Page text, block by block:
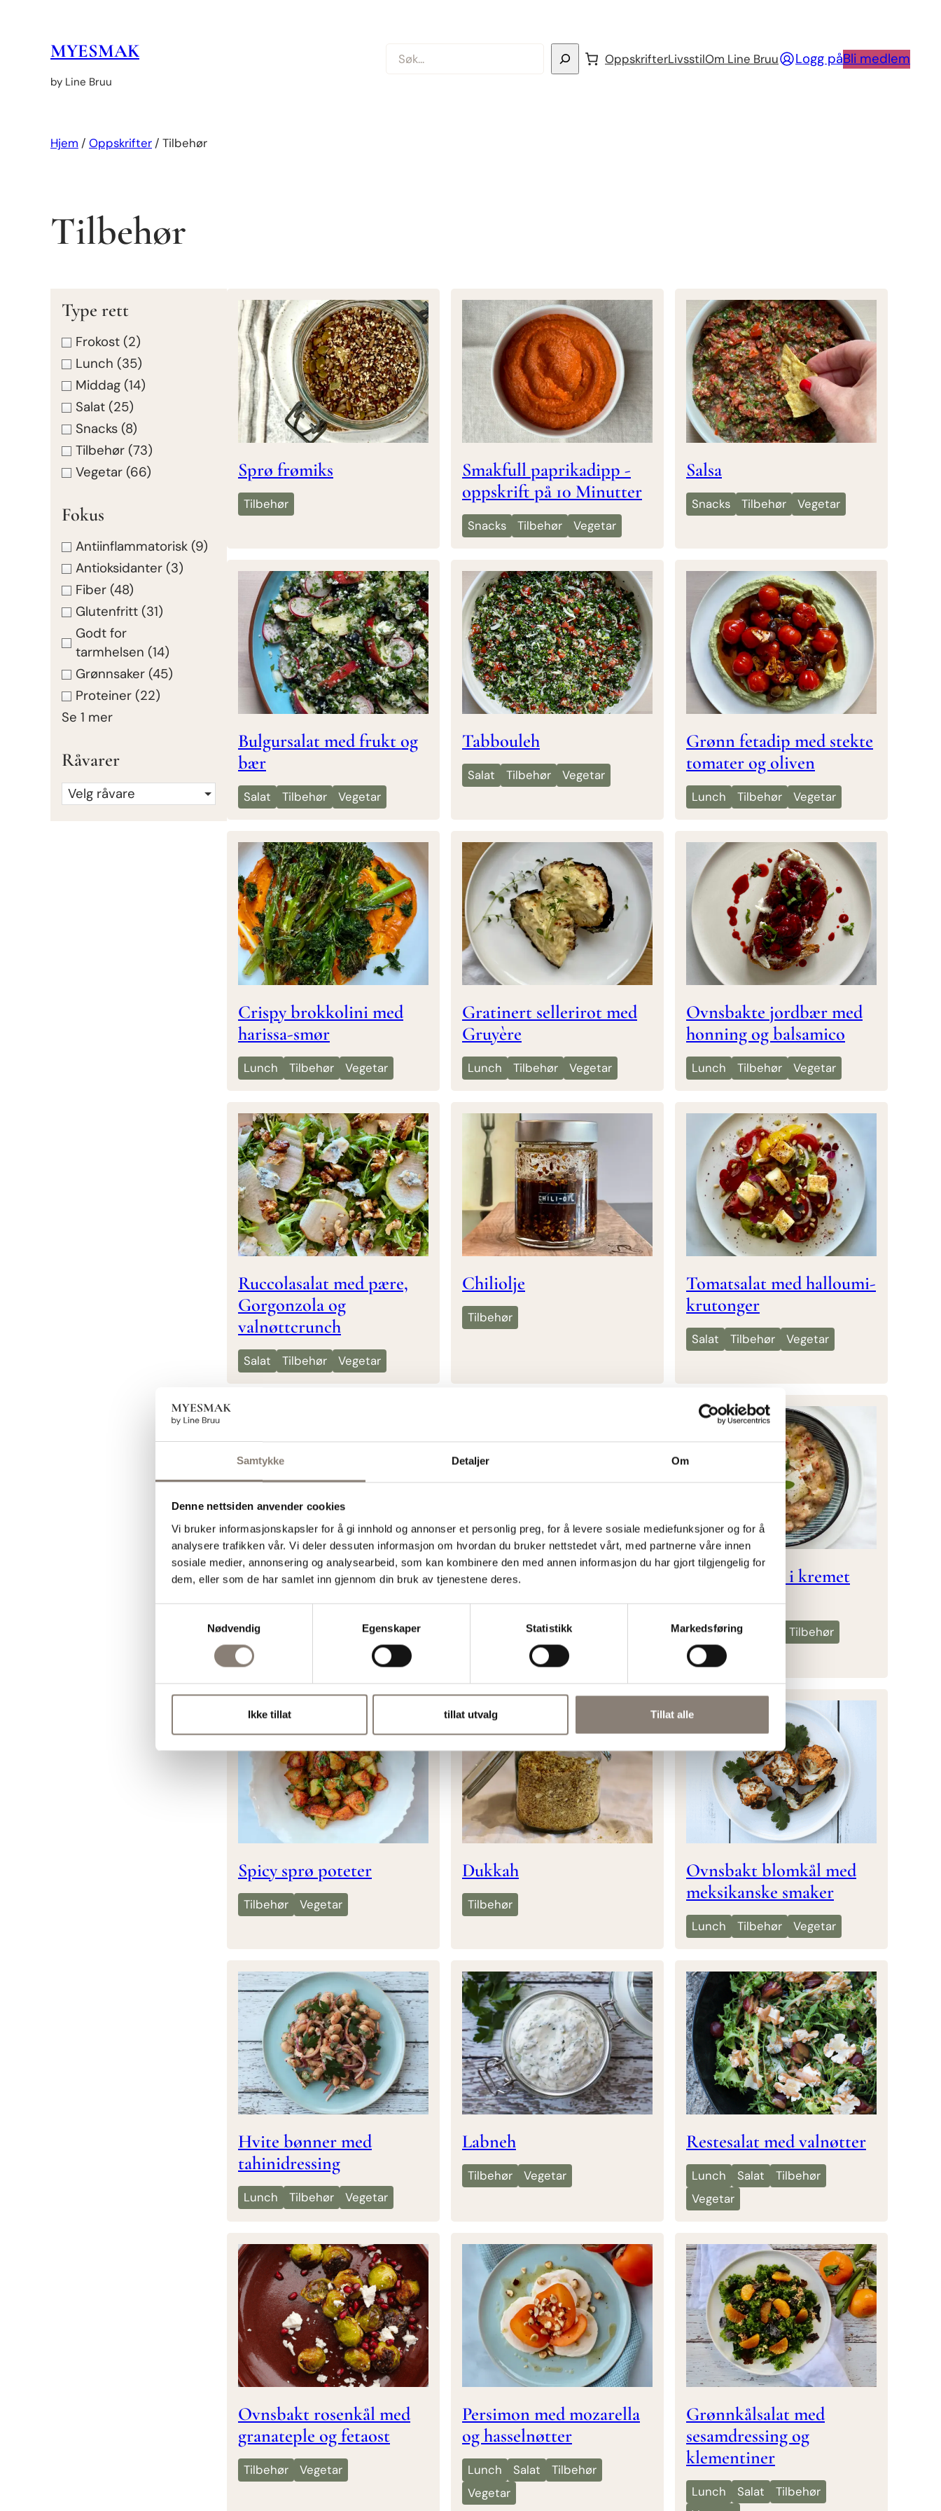
Samtykke Detaljer Om
Denne nettsiden anvender cookies
Vi bruker informasjonskapsler for å gi innhold og annonser et personlig preg, for å levere sosiale mediefunksjoner og for å
analysere trafikken vår. Vi deler dessuten informasjon om hvordan du bruker nettstedet vårt, med partnerne våre innen
sosiale medier, annonsering og analysearbeid, som kan kombinere den med annen informasjon du har gjort tilgjengelig for
dem, eller som de har samlet inn gjennom din bruk av tjenestene deres.
Nødvendig
Egenskaper Statistikk Markedsføring
Ikke tillat tillat utvalg Tillat alle
MYESMAK
by Line Bruu
Søk OppskrifterLivsstilOm Line Bruu Logg påBli medlem
Hjem / Oppskrifter / Tilbehør
Tilbehør
Type rett
Frokost (2)
Lunch (35)
Middag (14)
Salat (25)
Snacks (8)
Tilbehør (73)
Vegetar (66)
Fokus
Antiinflammatorisk (9)
Antioksidanter (3)
Fiber (48)
Glutenfritt (31)
Godt for
tarmhelsen (14)
Grønnsaker (45)
Proteiner (22)
Se 1 mer
Råvarer
Velg råvare
Sprø frømiks
Tilbehør
Smakfull paprikadipp -
oppskrift på 10 Minutter
Snacks Tilbehør Vegetar
Salsa
Snacks Tilbehør Vegetar
Bulgursalat med frukt og
bær
Salat Tilbehør Vegetar
Tabbouleh
Salat Tilbehør Vegetar
Grønn fetadip med stekte
tomater og oliven
Lunch Tilbehør Vegetar
Crispy brokkolini med
harissa-smør
Lunch Tilbehør Vegetar
Gratinert sellerirot med
Gruyère
Lunch Tilbehør Vegetar
Ovnsbakte jordbær med
honning og balsamico
Lunch Tilbehør Vegetar
Ruccolasalat med pære,
Gorgonzola og
valnøttcrunch
Salat Tilbehør Vegetar
Chiliolje
Tilbehør
Tomatsalat med halloumi-
krutonger
Salat Tilbehør Vegetar
Frisk salat med
koriander- og
yoghurtdressing
Salat Vegetar
Bakt søtpotet med brunet
smør
Tilbehør Vegetar
Hvite bønner i kremet
kraft
Lunch Middag
Tilbehør
Vegetar
Spicy sprø poteter
Tilbehør Vegetar
Dukkah
Tilbehør
Ovnsbakt blomkål med
meksikanske smaker
Lunch Tilbehør Vegetar
Hvite bønner med
tahinidressing
Lunch Tilbehør Vegetar
Labneh
Tilbehør Vegetar
Restesalat med valnøtter
Lunch Salat
Tilbehør
Vegetar
Ovnsbakt rosenkål med
granateple og fetaost
Tilbehør Vegetar
Persimon med mozarella
og hasselnøtter
Lunch Salat
Tilbehør
Vegetar
Grønnkålsalat med
sesamdressing og
klementiner
Lunch Salat
Tilbehør